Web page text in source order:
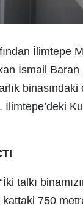
İlimtepe
İsmail
talkı
750